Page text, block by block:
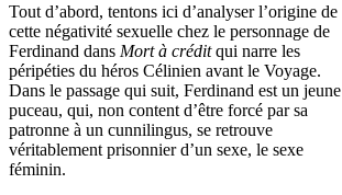
Tout d’abord, tentons ici d’analyser l’origine de
cette négativité sexuelle chez le personnage de
Ferdinand dans Mort à créditqui narre les
péripéties du héros Célinien avant le Voyage.
Dans le passage qui suit, Ferdinand est un jeune
puceau, qui, non content d’être forcé par sa
patronne à un cunnilingus, se retrouve
véritablement prisonnier d’un sexe, le sexe
féminin.